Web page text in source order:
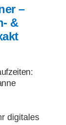
–
&
digitales